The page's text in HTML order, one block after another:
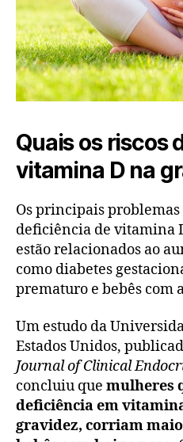
Quais os riscos
vitamina D na
Os principais problemas
deficiência de vitamina
estão relacionados ao
como diabetes
prematuro e bebês com
Um estudo da
Estados Unidos,
Journal of Clinical
concluiu que mulheres
deficiência em
gravidez, corriam